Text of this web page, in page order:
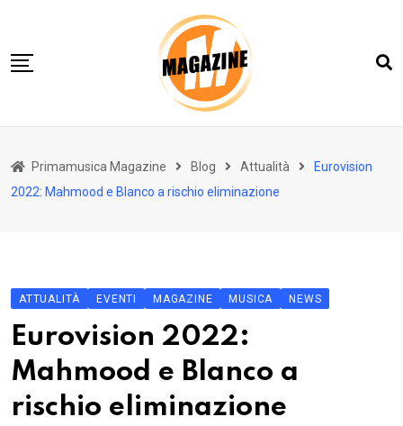
content
Blog
Primamusica Magazine Blog Attualità
Eurovision
2022: Mahmood e Blanco a rischio eliminazione
ATTUALITÀ EVENTI MAGAZINE MUSICA NEWS
Eurovision 2022:
Mahmood e Blanco a
rischio eliminazione